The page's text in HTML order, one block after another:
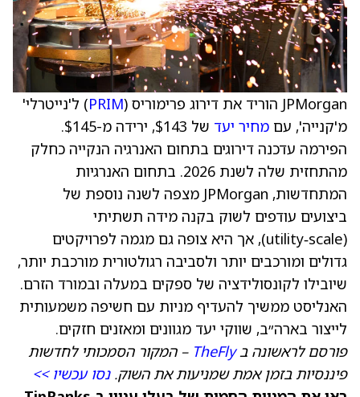
JPMorgan הוריד את דירוג פרימוריס ( PRIM) ל'נייטרלי'
מ'קנייה', עם מחיר יעד
של $143, ירידה מ-$145.
הפירמה עדכנה דירוגים בתחום האנרגיה הנקייה כחלק
מהתחזית שלה לשנת 2026. בתחום האנרגיות
המתחדשות, JPMorgan מצפה לשנה נוספת של
ביצועים עודפים לשוק בקנה מידה תשתיתי
(utility‑scale), אך היא צופה גם מגמה לפרויקטים
גדולים ומורכבים יותר ולסביבה רגולטורית מורכבת יותר,
שיובילו לקונסולידציה של ספקים במעלה ובמורד הזרם.
האנליסט ממשיך להעדיף מניות עם חשיפה משמעותית
לייצור בארה״ב, שווקי יעד מגוונים ומאזנים חזקים.
פורסם לראשונה בTheFly – המקור הסמכותי לחדשות
פיננסיות בזמן אמת שמניעות את השוק.נסו עכשיו >>